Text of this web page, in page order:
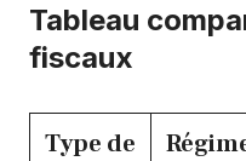
Tableau
fiscaux
Type de